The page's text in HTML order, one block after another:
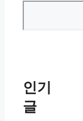
인기
글